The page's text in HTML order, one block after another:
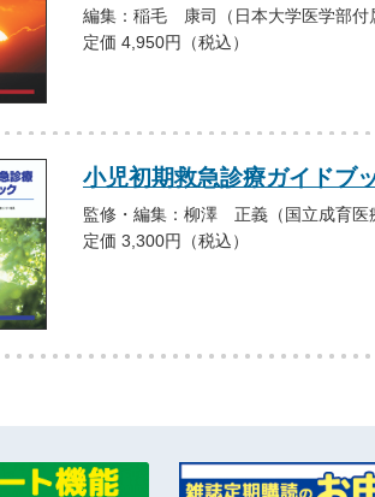
編集：稲毛 康司（日本大学医学部付
定価 4,950円（税込）
小児初期救急診療ガイドブ
監修・編集：柳澤 正義（国立成育医
定価 3,300円（税込）